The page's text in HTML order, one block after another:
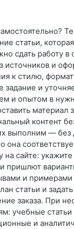
статьи,
сдать работу
источников и
к стилю,
задание и
и опытом в
материал
контент
выполним —
на сайте:
и
статьи и
заказа. При
учебные статьи
и